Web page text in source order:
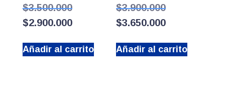
$3.500.000El
original
$3.500.000.
$2.900.000El
es:
Añadir al carrito
$3.900.000El
original
$3.900.000.
$3.650.000El
es:
Añadir al carrito